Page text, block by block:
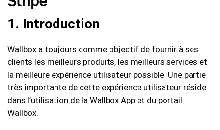
1. Introduction
Wallbox a toujours comme objectif de fournir à ses
clients les meilleurs produits, les meilleurs services et
la meilleure expérience utilisateur possible. Une partie
très importante de cette expérience utilisateur réside
dans l’utilisation de la Wallbox App et du portail
Wallbox.